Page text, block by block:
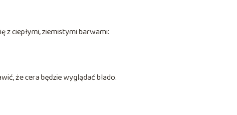
z ciepłymi, ziemistymi barwami:
że cera będzie wyglądać blado.